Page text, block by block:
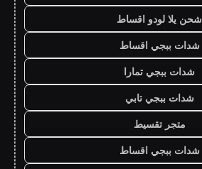
شحن يلا لودو اقساط
شدات ببجي اقساط
شدات ببجي تمارا
شدات ببجي تابي
متجر تقسيط
شدات ببجي اقساط